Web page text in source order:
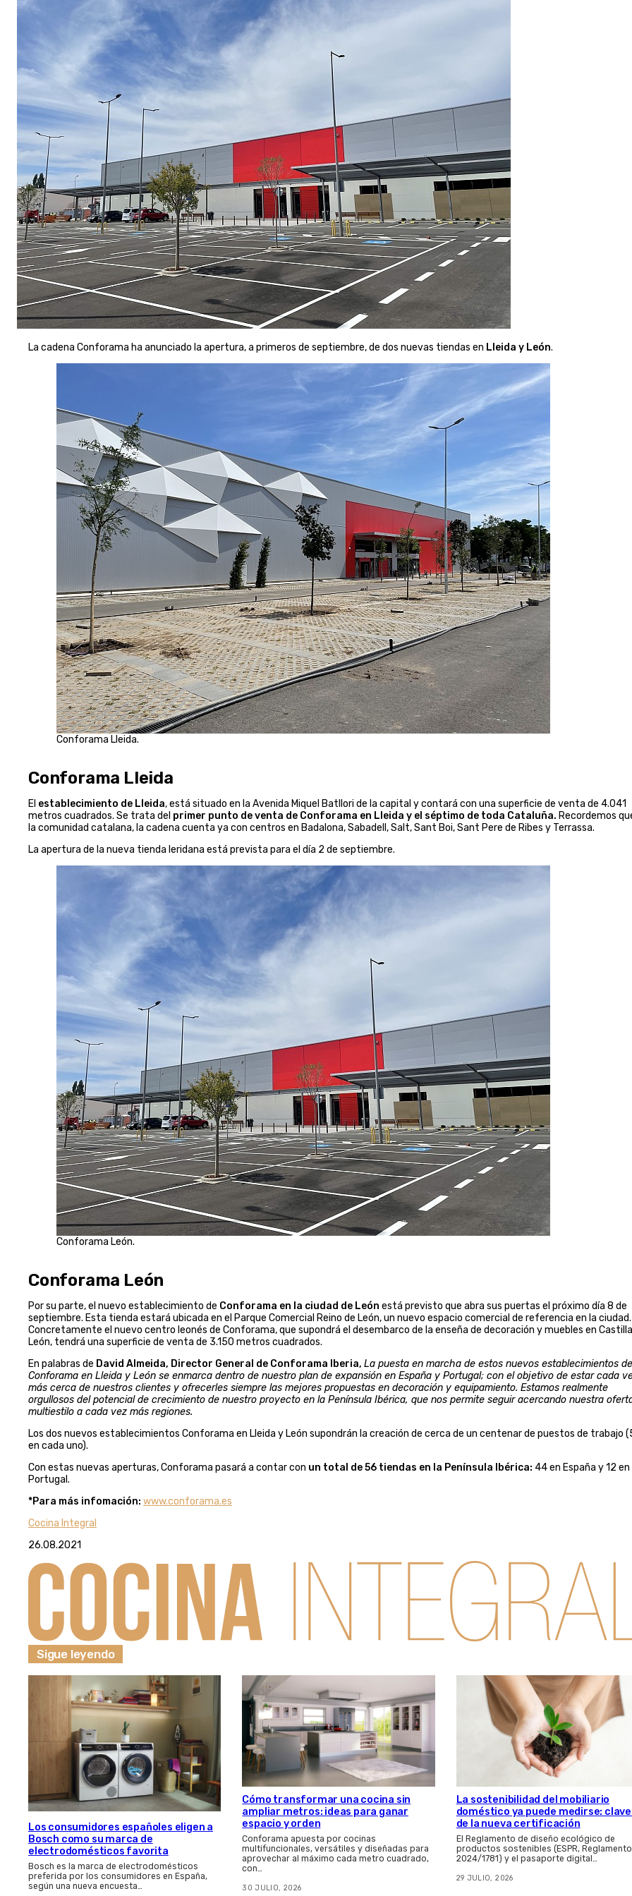
La cadena Conforama ha anunciado la apertura, a primeros de septiembre, de dos nuevas tiendas en Lleida y León.
Conforama Lleida.
Conforama Lleida
El establecimiento de Lleida, está situado en la Avenida Miquel Batllori de la capital y contará con una superficie de venta de 4.041
metros cuadrados. Se trata del primer punto de venta de Conforama en Lleida y el séptimo de toda Cataluña. Recordemos
la comunidad catalana, la cadena cuenta ya con centros en Badalona, Sabadell, Salt, Sant Boi, Sant Pere de Ribes y Terrassa.
La apertura de la nueva tienda leridana está prevista para el día 2 de septiembre.
Conforama León.
Conforama León
Por su parte, el nuevo establecimiento de Conforama en la ciudad de León está previsto que abra sus puertas el próximo día 8 de
septiembre. Esta tienda estará ubicada en el Parque Comercial Reino de León, un nuevo espacio comercial de referencia en la ciudad.
Concretamente el nuevo centro leonés de Conforama, que supondrá el desembarco de la enseña de decoración y muebles en
León, tendrá una superficie de venta de 3.150 metros cuadrados.
En palabras de David Almeida, Director General de Conforama Iberia, La puesta en marcha de estos nuevos establecimientos de
Conforama en Lleida y León se enmarca dentro de nuestro plan de expansión en España y Portugal; con el objetivo de estar cada
más cerca de nuestros clientes y ofrecerles siempre las mejores propuestas en decoración y equipamiento. Estamos realmente
orgullosos del potencial de crecimiento de nuestro proyecto en la Península Ibérica, que nos permite seguir acercando nuestra
multiestilo a cada vez más regiones.
Los dos nuevos establecimientos Conforama en Lleida y León supondrán la creación de cerca de un centenar de puestos de trabajo
en cada uno).
Con estas nuevas aperturas, Conforama pasará a contar con un total de 56 tiendas en la Península Ibérica: 44 en España y 12 en
Portugal.
*Para más infomación: www.conforama.es
Cocina Integral
26.08.2021
Sigue leyendo
Los consumidores españoles eligen a
Bosch como su marca de
electrodomésticos favorita
Bosch es la marca de electrodomésticos
preferida por los consumidores en España,
según una nueva encuesta…
Cómo transformar una cocina sin
ampliar metros: ideas para ganar
espacio y orden
Conforama apuesta por cocinas
multifuncionales, versátiles y diseñadas para
aprovechar al máximo cada metro cuadrado,
con…
30 JULIO, 2026
La sostenibilidad del mobiliario
doméstico ya puede medirse:
de la nueva certificación
El Reglamento de diseño ecológico de
productos sostenibles (ESPR, Reglamento
2024/1781) y el pasaporte digital…
29 JULIO, 2026